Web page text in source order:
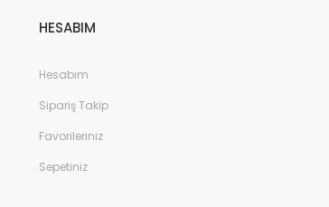
HESABIM
Hesabım
Sipariş Takip
Favorileriniz
Sepetiniz